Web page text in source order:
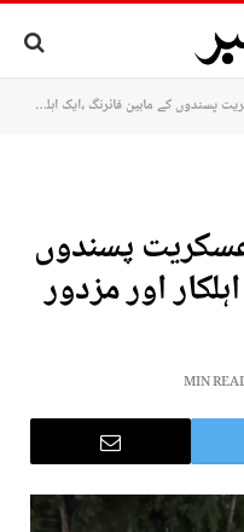
کے مابین فائرنگ ،ایک اہلکار اور مزدور زخمی
پسندوں
اور مزدور